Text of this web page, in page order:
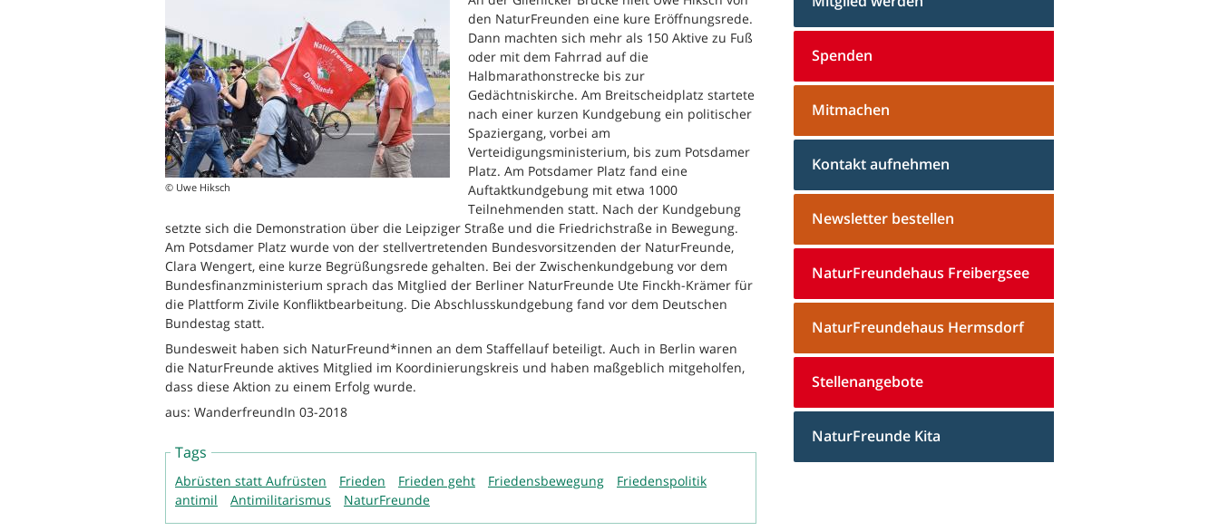
© Uwe Hiksch
den NaturFreunden eine kure Eröffnungsrede.
Dann machten sich mehr als 150 Aktive zu Fuß
oder mit dem Fahrrad auf die
Halbmarathonstrecke bis zur
Gedächtniskirche. Am Breitscheidplatz startete
nach einer kurzen Kundgebung ein politischer
Spaziergang, vorbei am
Verteidigungsministerium, bis zum Potsdamer
Platz. Am Potsdamer Platz fand eine
Auftaktkundgebung mit etwa 1000
Teilnehmenden statt. Nach der Kundgebung
setzte sich die Demonstration über die Leipziger Straße und die Friedrichstraße in Bewegung.
Am Potsdamer Platz wurde von der stellvertretenden Bundesvorsitzenden der NaturFreunde,
Clara Wengert, eine kurze Begrüßungsrede gehalten. Bei der Zwischenkundgebung vor dem
Bundesfinanzministerium sprach das Mitglied der Berliner NaturFreunde Ute Finckh-Krämer für
die Plattform Zivile Konfliktbearbeitung. Die Abschlusskundgebung fand vor dem Deutschen
Bundestag statt.
Bundesweit haben sich NaturFreund*innen an dem Staffellauf beteiligt. Auch in Berlin waren
die NaturFreunde aktives Mitglied im Koordinierungskreis und haben maßgeblich mitgeholfen,
dass diese Aktion zu einem Erfolg wurde.
aus: WanderfreundIn 03-2018
Tags
Abrüsten statt Aufrüsten Frieden Frieden geht Friedensbewegung
Friedenspolitik
antimil
Antimilitarismus NaturFreunde
Spenden
Mitmachen
Kontakt aufnehmen
Newsletter bestellen
NaturFreundehaus Freibergsee
NaturFreundehaus Hermsdorf
Stellenangebote
NaturFreunde Kita